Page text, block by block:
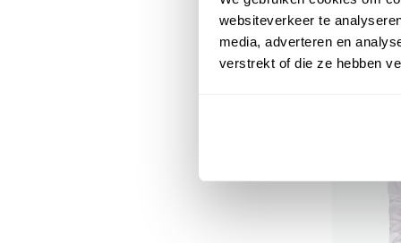
websiteverkeer te
media, adverteren en
verstrekt of die ze hebben